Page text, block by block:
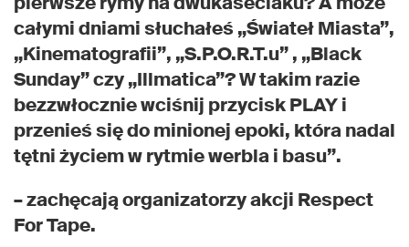
całymi dniami słuchałeś „Świateł Miasta”,
„Kinematografii”, „S.P.O.R.T.u” , „Black
Sunday” czy „Illmatica”? W takim razie
bezzwłocznie wciśnij przycisk PLAY i
przenieś się do minionej epoki, która nadal
tętni życiem w rytmie werbla i basu”.
– zachęcają organizatorzy akcji Respect
For Tape.